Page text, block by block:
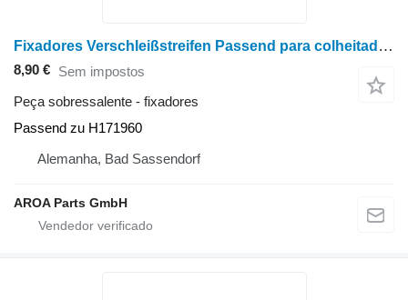
Fixadores Verschleißstreifen Passend para colheitadeira de grãos John Deere 9450, 9550SH, 9550, 9560SH, 9560, 9560STS, 9570 STS, 9650CTS, 96
8,90 € Sem impostos
Peça sobressalente - fixadores
Passend zu H171960
Alemanha, Bad Sassendorf
AROA Parts GmbH